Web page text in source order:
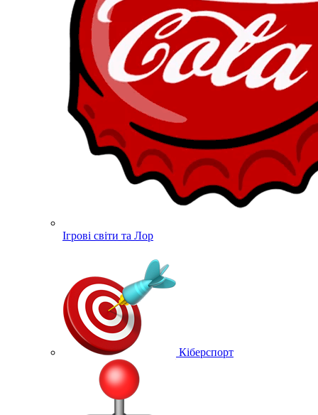
Ігрові світи та Лор
Кіберспорт